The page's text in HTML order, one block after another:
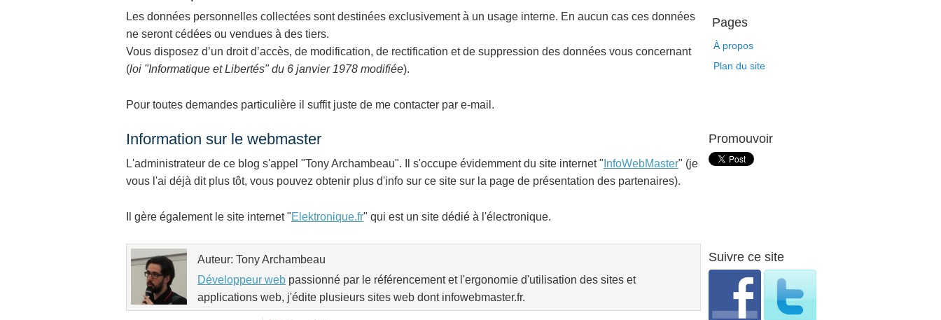
Pages
À propos
Plan du site
Promouvoir
Suivre ce site
Les données personnelles collectées sont destinées exclusivement à un usage interne. En aucun cas ces données
ne seront cédées ou vendues à des tiers.
Vous disposez d’un droit d’accès, de modification, de rectification et de suppression des données vous concernant
(loi "Informatique et Libertés" du 6 janvier 1978 modifiée).
Pour toutes demandes particulière il suffit juste de me contacter par e-mail.
Information sur le webmaster
L'administrateur de ce blog s'appel "Tony Archambeau". Il s'occupe évidemment du site internet " InfoWebMaster" (je
vous l'ai déjà dit plus tôt, vous pouvez obtenir plus d'info sur ce site sur la page de présentation des partenaires).
Il gère également le site internet "Elektronique.fr" qui est un site dédié à l'électronique.
Auteur: Tony Archambeau
Développeur web passionné par le référencement et l'ergonomie d'utilisation des sites et
applications web, j'édite plusieurs sites web dont infowebmaster.fr.